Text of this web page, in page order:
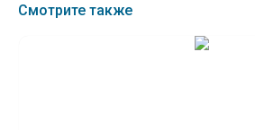
Смотрите также